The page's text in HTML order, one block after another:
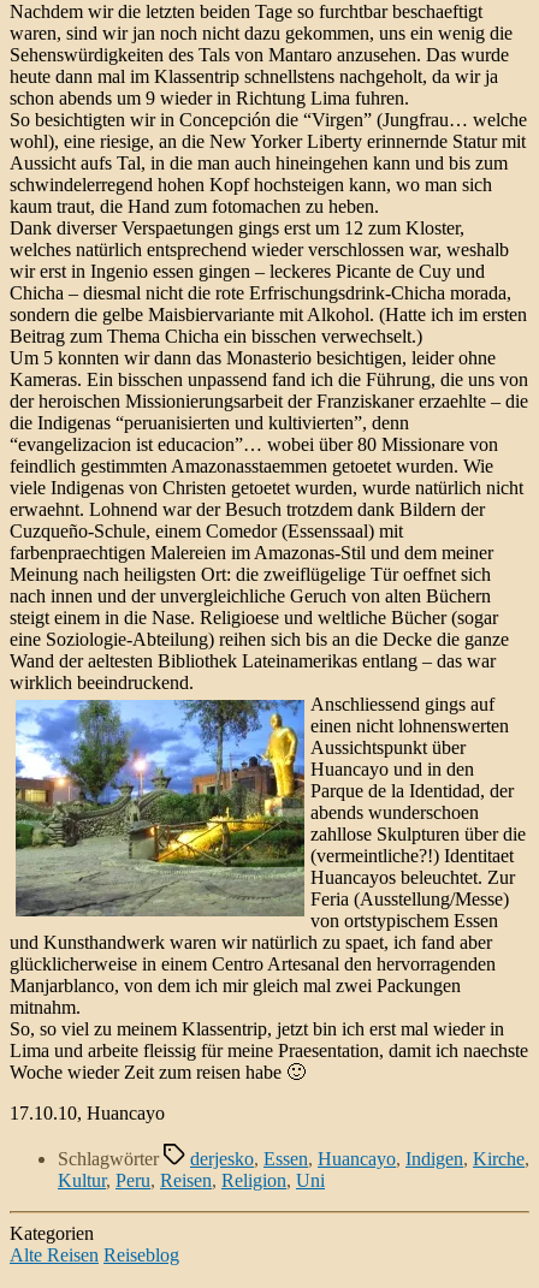
Nachdem wir die letzten beiden Tage so furchtbar beschaeftigt
waren, sind wir jan noch nicht dazu gekommen, uns ein wenig die
Sehenswürdigkeiten des Tals von Mantaro anzusehen. Das wurde
heute dann mal im Klassentrip schnellstens nachgeholt, da wir ja
schon abends um 9 wieder in Richtung Lima fuhren.
So besichtigten wir in Concepción die “Virgen” (Jungfrau… welche
wohl), eine riesige, an die New Yorker Liberty erinnernde Statur mit
Aussicht aufs Tal, in die man auch hineingehen kann und bis zum
schwindelerregend hohen Kopf hochsteigen kann, wo man sich
kaum traut, die Hand zum fotomachen zu heben.
Dank diverser Verspaetungen gings erst um 12 zum Kloster,
welches natürlich entsprechend wieder verschlossen war, weshalb
wir erst in Ingenio essen gingen – leckeres Picante de Cuy und
Chicha – diesmal nicht die rote Erfrischungsdrink-Chicha morada,
sondern die gelbe Maisbiervariante mit Alkohol. (Hatte ich im ersten
Beitrag zum Thema Chicha ein bisschen verwechselt.)
Um 5 konnten wir dann das Monasterio besichtigen, leider ohne
Kameras. Ein bisschen unpassend fand ich die Führung, die uns von
der heroischen Missionierungsarbeit der Franziskaner erzaehlte – die
die Indigenas “peruanisierten und kultivierten”, denn
“evangelizacion ist educacion”… wobei über 80 Missionare von
feindlich gestimmten Amazonasstaemmen getoetet wurden. Wie
viele Indigenas von Christen getoetet wurden, wurde natürlich nicht
erwaehnt. Lohnend war der Besuch trotzdem dank Bildern der
Cuzqueño-Schule, einem Comedor (Essenssaal) mit
farbenpraechtigen Malereien im Amazonas-Stil und dem meiner
Meinung nach heiligsten Ort: die zweiflügelige Tür oeffnet sich
nach innen und der unvergleichliche Geruch von alten Büchern
steigt einem in die Nase. Religioese und weltliche Bücher (sogar
eine Soziologie-Abteilung) reihen sich bis an die Decke die ganze
Wand der aeltesten Bibliothek Lateinamerikas entlang – das war
wirklich beeindruckend.
Anschliessend gings auf
einen nicht lohnenswerten
Aussichtspunkt über
Huancayo und in den
Parque de la Identidad, der
abends wunderschoen
zahllose Skulpturen über die
(vermeintliche?!) Identitaet
Huancayos beleuchtet. Zur
Feria (Ausstellung/Messe)
von ortstypischem Essen
und Kunsthandwerk waren wir natürlich zu spaet, ich fand aber
glücklicherweise in einem Centro Artesanal den hervorragenden
Manjarblanco, von dem ich mir gleich mal zwei Packungen
mitnahm.
So, so viel zu meinem Klassentrip, jetzt bin ich erst mal wieder in
Lima und arbeite fleissig für meine Praesentation, damit ich naechste
Woche wieder Zeit zum reisen habe 🙂
17.10.10, Huancayo
Schlagwörter derjesko, Essen, Huancayo, Indigen, Kirche,
Kultur, Peru, Reisen, Religion, Uni
Kategorien
Alte Reisen Reiseblog